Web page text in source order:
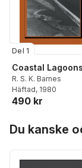
Del 1
Coastal Lagoons
R. S. K. Barnes
Häftad, 1980
490 kr
Du kanske